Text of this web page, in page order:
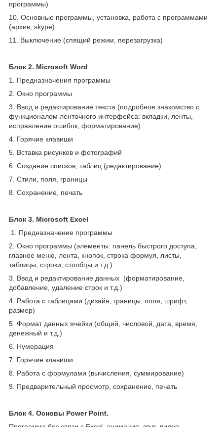
программы)
10. Основные программы, установка, работа с программами
(архив, skype)
11. Выключение (спящий режим, перезагрузка)
Блок 2. Microsoft Word
1. Предназначения программы
2. Окно программы
3. Ввод и редактирование текста (подробное знакомство с
функционалом ленточного интерфейса: вкладки, ленты,
исправление ошибок, форматирование)
4. Горячие клавиши
5. Вставка рисунков и фотографий
6. Создание списков, таблиц (редактирование)
7. Стили, поля, границы
8. Сохранение, печать
Блок 3. Microsoft Excel
1. Предназначение программы
2. Окно программы (элементы: панель быстрого доступа,
главное меню, лента, кнопок, строка формул, листы,
таблицы, строки, столбцы и т.д.)
3. Ввод и редактирование данных (форматирование,
добавление, удаление строк и т.д.)
4. Работа с таблицами (дизайн, границы, поля, шрифт,
размер)
5. Формат данных ячейки (общий, числовой, дата, время,
денежный и т.д.)
6. Нумерация
7. Горячие клавиши
8. Работа с формулами (вычисления, суммирование)
9. Предварительный просмотр, сохранение, печать
Блок 4. Основы Power Point.